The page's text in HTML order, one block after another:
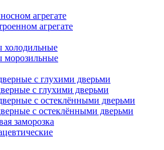
агрегате
агрегате
холодильные
морозильные
с глухими дверьми
с глухими дверьми
с остеклёнными дверьми
с остеклёнными дверьми
заморозка